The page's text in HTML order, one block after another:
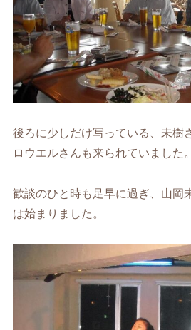
後ろに少しだけ写っている、未樹
ロウエルさんも来られていました。
歓談のひと時も足早に過ぎ、山岡
は始まりました。